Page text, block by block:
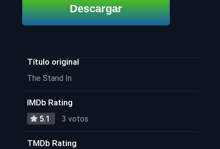
Descargar
Título original
The Stand In
IMDb Rating
5.1 3 votos
TMDb Rating